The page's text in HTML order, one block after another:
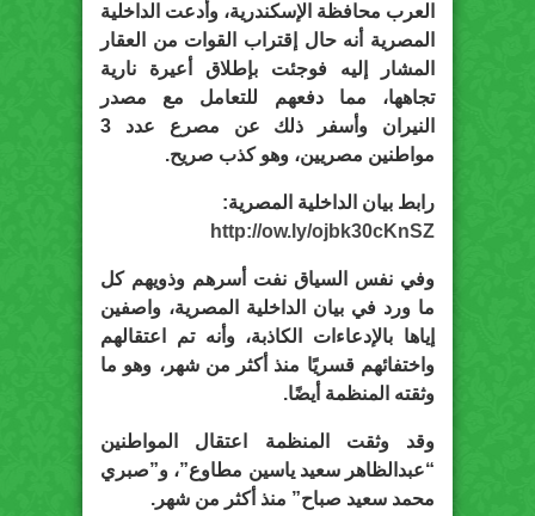
العرب محافظة الإسكندرية، وأدعت الداخلية
المصرية أنه حال إقتراب القوات من العقار
المشار إليه فوجئت بإطلاق أعيرة نارية
تجاهها، مما دفعهم للتعامل مع مصدر
النيران وأسفر ذلك عن مصرع عدد 3
مواطنين مصريين، وهو كذب صريح.
رابط بيان الداخلية المصرية:
http://ow.ly/ojbk30cKnSZ
وفي نفس السياق نفت أسرهم وذويهم كل
ما ورد في بيان الداخلية المصرية، واصفين
إياها بالإدعاءات الكاذبة، وأنه تم اعتقالهم
واختفائهم قسريًا منذ أكثر من شهر، وهو ما
وثقته المنظمة أيضًا.
وقد وثقت المنظمة اعتقال المواطنين
“عبدالظاهر سعيد ياسين مطاوع”، و”صبري
محمد سعيد صباح” منذ أكثر من شهر.